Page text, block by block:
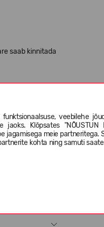
veebilehe
Klõpsates "NÕUSTUN
jagamisega meie partneritega.
kohta ning samuti
saab kinnitada